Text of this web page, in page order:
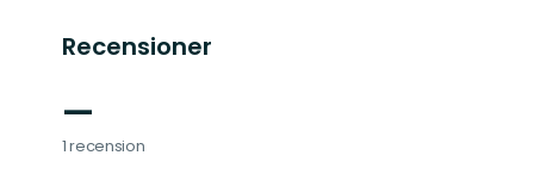
Recensioner
—
1 recension